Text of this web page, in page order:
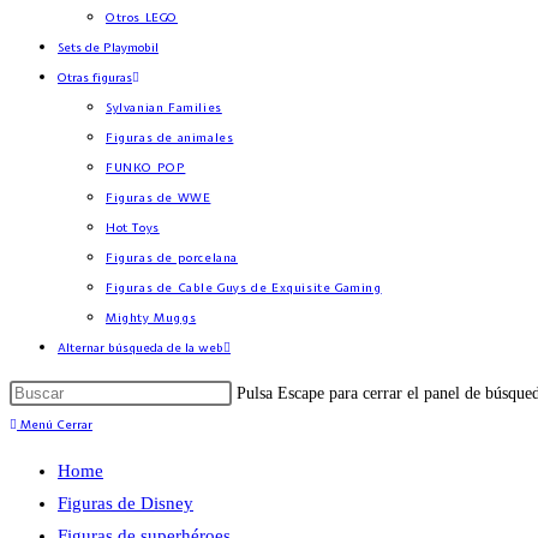
Otros LEGO
Sets de Playmobil
Otras figuras
Sylvanian Families
Figuras de animales
FUNKO POP
Figuras de WWE
Hot Toys
Figuras de porcelana
Figuras de Cable Guys de Exquisite Gaming
Mighty Muggs
Alternar búsqueda de la web
Pulsa Escape para cerrar el panel de
Menú Cerrar
Home
Figuras de Disney